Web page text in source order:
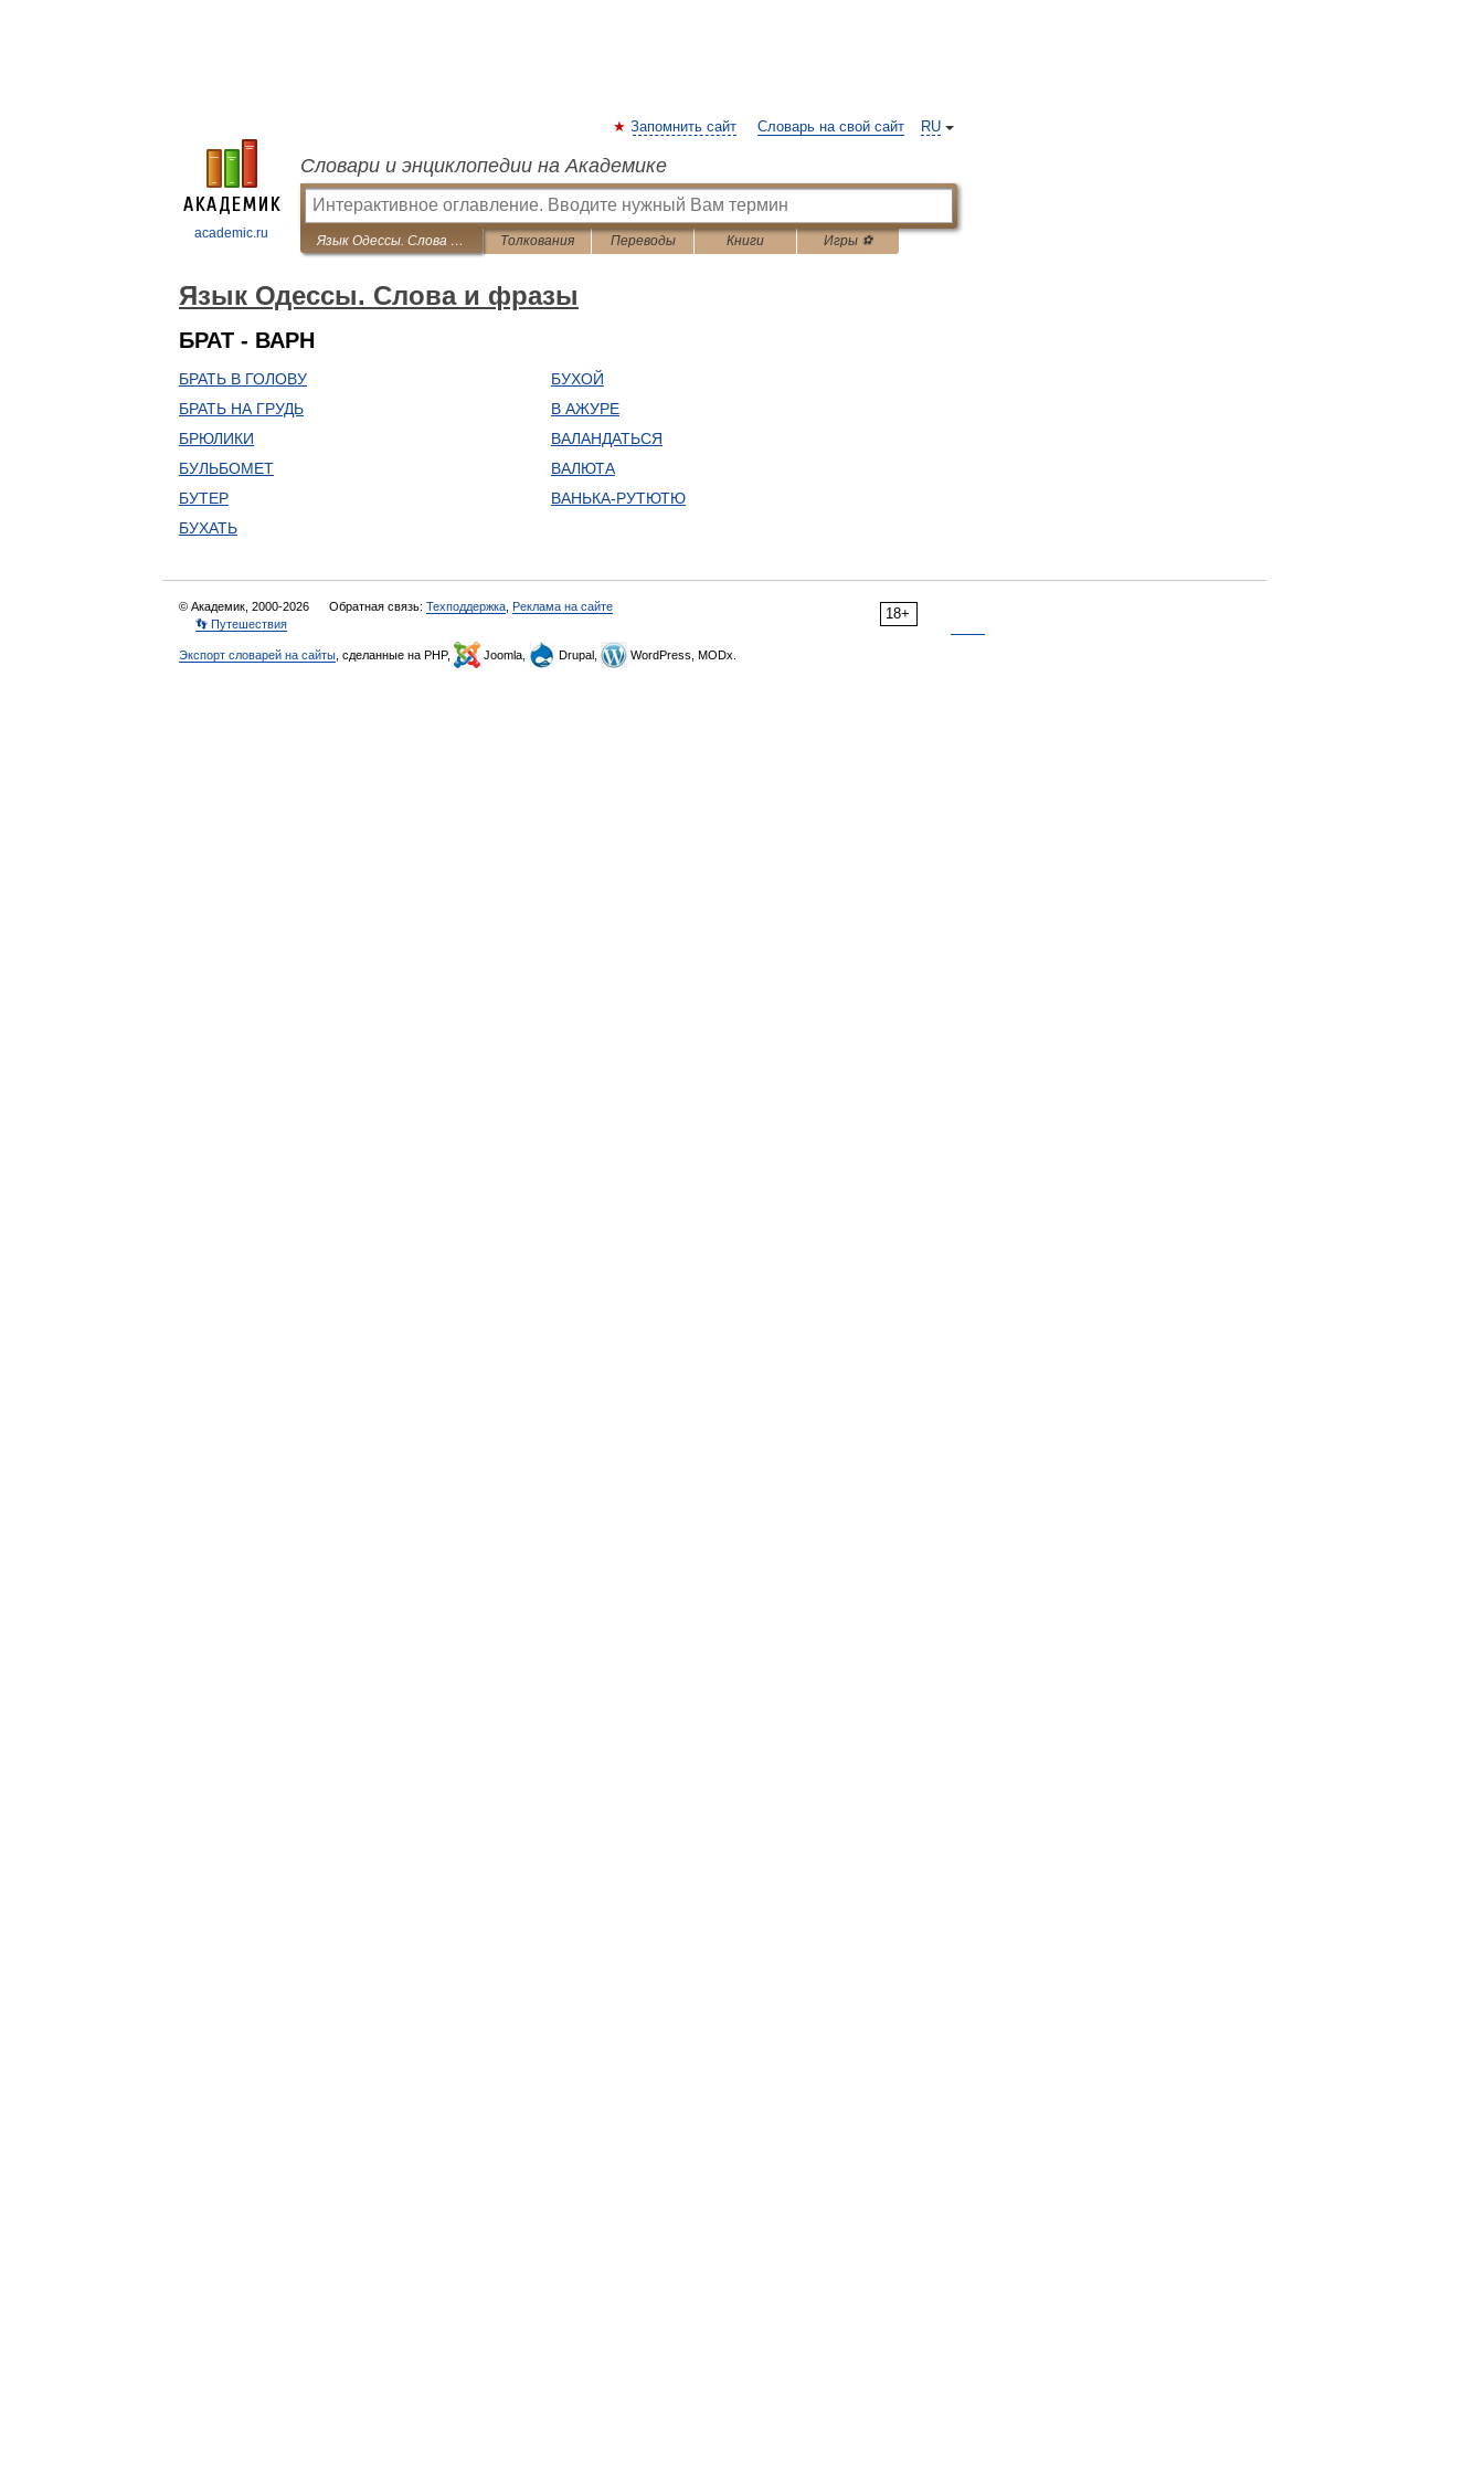
academic.ru
RU
Запомнить сайт Словарь на свой сайт
Словари и энциклопедии на Академике
Язык Одессы. Слова и фразы Толкования Переводы Книги Игры ⚽
Язык Одессы. Слова и фразы
БРАТ - ВАРН
БРАТЬ В ГОЛОВУ
БРАТЬ НА ГРУДЬ
БРЮЛИКИ
БУЛЬБОМЕТ
БУТЕР
БУХАТЬ
БУХОЙ
В АЖУРЕ
ВАЛАНДАТЬСЯ
ВАЛЮТА
ВАНЬКА-РУТЮТЮ
18+
© Академик, 2000-2026 Обратная связь: Техподдержка Реклама на сайте
👣 Путешествия
Экспорт словарей на сайты , сделанные на PHP, Joomla, Drupal, WordPress, MODx.